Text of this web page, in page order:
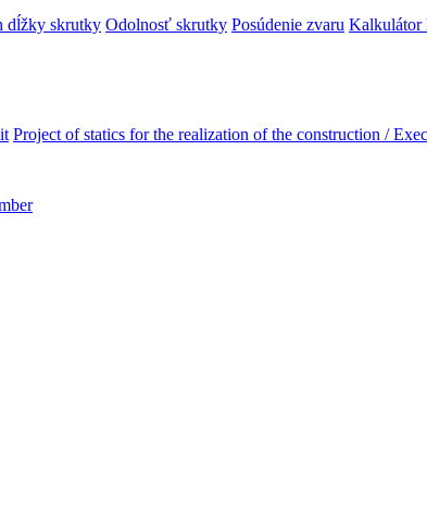
dĺžky skrutky Odolnosť skrutky Posúdenie zvaru Kalkulátor
Project of statics for the realization of the construction /